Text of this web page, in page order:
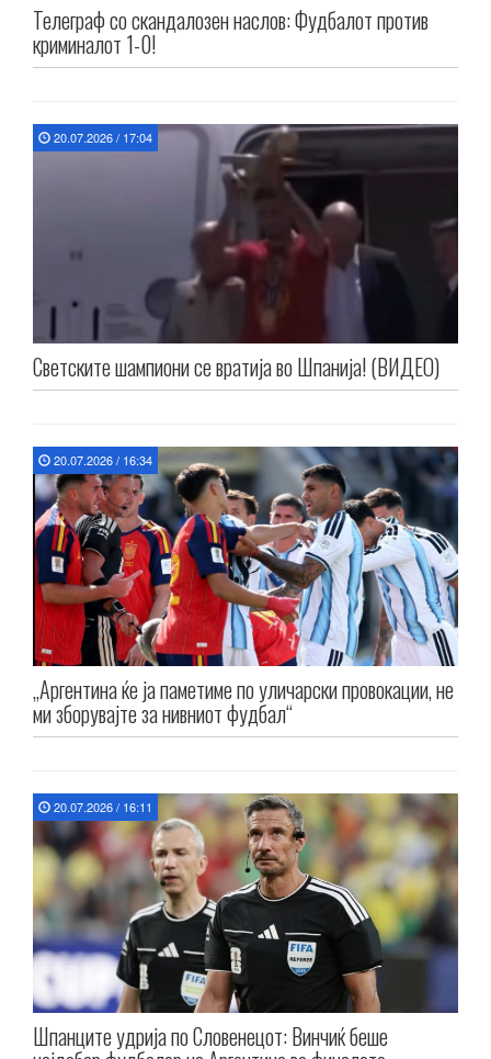
Телеграф со скандалозен наслов: Фудбалот против
криминалот 1-0!
20.07.2026 / 17:04
Светските шампиони се вратија во Шпанија! (ВИДЕО)
20.07.2026 / 16:34
„Аргентина ќе ја паметиме по уличарски провокации, не
ми зборувајте за нивниот фудбал“
20.07.2026 / 16:11
Шпанците удрија по Словенецот: Винчиќ беше